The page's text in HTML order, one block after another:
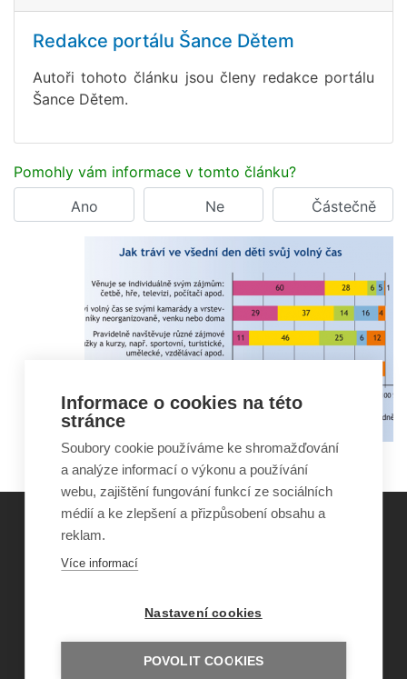
Redakce portálu Šance Dětem
Autoři tohoto článku jsou členy redakce portálu
Šance Dětem.
Pomohly vám informace v tomto článku?
Ano
Ne Částečně
©Obecně prospěšná společnost Sirius
ISSN 1805-8876
nazory@sancedetem.cz
Odběr novinek e-mailem
Informace o cookies na této
stránce
Soubory cookie používáme ke shromažďování
a analýze informací o výkonu a používání
webu, zajištění fungování funkcí ze sociálních
médií a ke zlepšení a přizpůsobení obsahu a
reklam.
Více informací
Nastavení cookies
POVOLIT COOKIES